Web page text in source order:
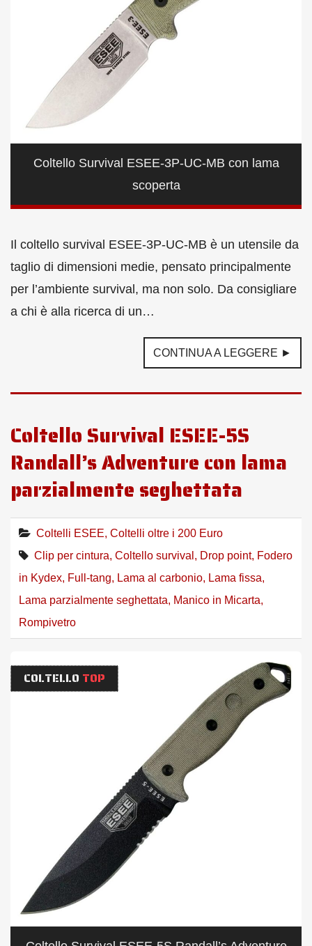
Coltello Survival ESEE-3P-UC-MB con lama
scoperta
Il coltello survival ESEE-3P-UC-MB è un utensile da
taglio di dimensioni medie, pensato principalmente
per l’ambiente survival, ma non solo. Da consigliare
a chi è alla ricerca di un…
CONTINUA A LEGGERE ►
Coltello Survival ESEE-5S
Randall’s Adventure con lama
parzialmente seghettata
Coltelli ESEE, Coltelli oltre i 200 Euro
Clip per cintura, Coltello survival , Drop point, Fodero
in Kydex, Full-tang, Lama al carbonio, Lama fissa,
Lama parzialmente seghettata, Manico in Micarta,
Rompivetro
COLTELLO TOP